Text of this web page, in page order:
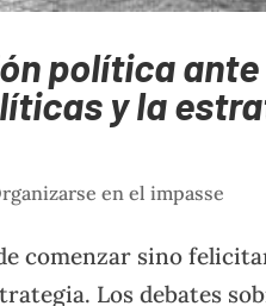
política
y la
en el impasse
comenzar sino
Los debates